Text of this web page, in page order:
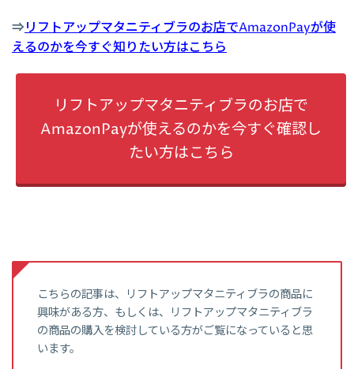
⇒リフトアップマタニティブラのお店でAmazonPayが使
えるのかを今すぐ知りたい方はこちら
リフトアップマタニティブラのお店で
AmazonPayが使えるのかを今すぐ確認し
たい方はこちら
こちらの記事は、リフトアップマタニティブラの商品に
興味がある方、もしくは、リフトアップマタニティブラ
の商品の購入を検討している方がご覧になっていると思
います。